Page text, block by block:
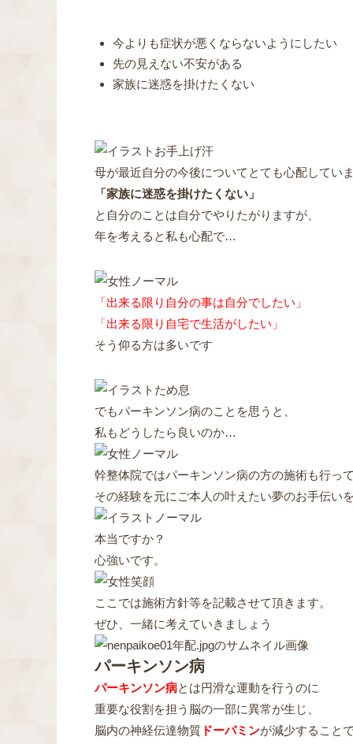
今よりも症状が悪くならないようにしたい
先の見えない不安がある
家族に迷惑を掛けたくない
母が最近自分の今後についてとても心配していま
「家族に迷惑を掛けたくない」
と自分のことは自分でやりたがりますが、
年を考えると私も心配で…
「出来る限り自分の事は自分でしたい」
「出来る限り自宅で生活がしたい」
そう仰る方は多いです
でもパーキンソン病のことを思うと、
私もどうしたら良いのか…
幹整体院ではパーキンソン病の方の施術も行って
その経験を元にご本人の叶えたい夢のお手伝い
本当ですか？
心強いです。
ここでは施術方針等を記載させて頂きます。
ぜひ、一緒に考えていきましょう
パーキンソン病
パーキンソン病とは円滑な運動を行うのに
重要な役割を担う脳の一部に異常が生じ、
脳内の神経伝達物質 ドーパミンが減少すること